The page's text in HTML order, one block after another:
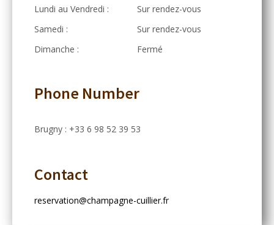
Lundi au Vendredi :
Sur rendez-vous
Samedi :
Sur rendez-vous
Dimanche :
Fermé
Phone Number
Brugny : +33 6 98 52 39 53
Contact
reservation@champagne-cuillier.fr